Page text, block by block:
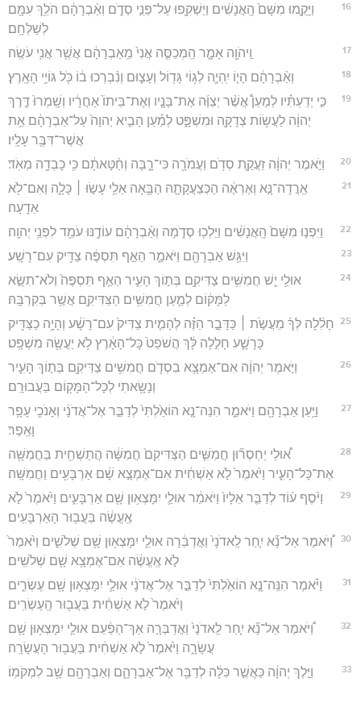
16
וַיָּקֻ֤מוּ מִשָּׁם֙ הָֽאֲנָשִׁ֔ים וַיַּשְׁקִ֖פוּ עַל־פְּנֵ֣י סְדֹ֑ם וְאַ֨בְרָהָ֔ם הֹלֵ֥ךְ עִמָּ֖ם
לְשַׁלְּחָֽם׃
17 וַֽיהֹוָ֖ה אָמָ֑ר הַֽמְכַסֶּ֤ה אֲנִי֙ מֵֽאַבְרָהָ֔ם אֲשֶׁ֖ר אֲנִ֥י עֹשֶֽׂה׃
18 וְאַ֨בְרָהָ֔ם הָי֧וֹ יִֽהְיֶ֛ה לְג֥וֹי גָּד֖וֹל וְעָצ֑וּם וְנִ֨בְרְכוּ ב֔וֹ כֹּ֖ל גּוֹיֵ֥י הָאָֽרֶץ׃
19
כִּ֣י יְדַעְתִּ֗יו לְמַעַן֩ אֲשֶׁ֨ר יְצַוֶּ֜ה אֶת־בָּנָ֤יו וְאֶת־בֵּיתוֹ֙ אַחֲרָ֔יו וְשָֽׁמְרוּ֙ דֶּ֣רֶךְ
יְהוָ֔ה לַעֲשׂ֥וֹת צְדָקָ֖ה וּמִשְׁפָּ֑ט לְמַ֗עַן הָבִ֤יא יְהוָה֙ עַל־אַבְרָהָ֔ם אֵ֥ת
אֲשֶׁר־דִּבֶּ֖ר עָלָֽיו׃
20 וַיֹּ֣אמֶר יְהוָ֔ה זַעֲקַ֛ת סְדֹ֥ם וַעֲמֹרָ֖ה כִּי־רָ֑בָּה וְחַ֨טָּאתָ֔ם כִּ֥י כָבְדָ֖ה מְאֹֽד׃
21
אֵֽרֲדָה־נָּ֣א וְאֶרְאֶ֔ה הַכְּצַעֲקָתָ֛הּ הַבָּ֥אָה אֵלַ֖י עָשׂ֣וּ ׀ כָּלָ֑ה וְאִם־לֹ֖א
אֵדָֽעָה׃
22 וַיִּפְנ֤וּ מִשָּׁם֙ הָֽאֲנָשִׁ֔ים וַיֵּלְכ֖וּ סְדֹ֑מָה וְאַ֨בְרָהָ֔ם עוֹדֶ֥נּוּ עֹמֵ֖ד לִפְנֵ֥י יְהוָֽה׃
23 וַיִּגַּ֥שׁ אַבְרָהָ֖ם וַיֹּאמַ֑ר הַאַ֣ף תִּסְפֶּ֔ה צַדִּ֖יק עִם־רָשָֽׁע׃
24
אוּלַ֥י יֵ֛שׁ חֲמִשִּׁ֥ים צַדִּיקִ֖ם בְּת֣וֹךְ הָעִ֑יר הַאַ֤ף תִּסְפֶּה֙ וְלֹא־תִשָּׂ֣א
לַמָּק֔וֹם לְמַ֛עַן חֲמִשִּׁ֥ים הַצַּדִּיקִ֖ם אֲשֶׁ֥ר בְּקִרְבָּֽהּ׃
25
חָלִ֨לָה לְּךָ֜ מֵעֲשֹׂ֣ת ׀ כַּדָּבָ֣ר הַזֶּ֗ה לְהָמִ֤ית צַדִּיק֙ עִם־רָשָׁ֔ע וְהָיָ֥ה כַצַּדִּ֖יק
כָּרָשָׁ֑ע חָלִ֣לָה לָּ֔ךְ הֲשֹׁפֵט֙ כָּל־הָאָ֔רֶץ לֹ֥א יַעֲשֶׂ֖ה מִשְׁפָּֽט׃
26
וַיֹּ֣אמֶר יְהוָ֔ה אִם־אֶמְצָ֥א בִסְדֹ֛ם חֲמִשִּׁ֥ים צַדִּיקִ֖ם בְּת֣וֹךְ הָעִ֑יר
וְנָשָׂ֥אתִי לְכָל־הַמָּק֖וֹם בַּעֲבוּרָֽם׃
27
וַיַּ֥עַן אַבְרָהָ֖ם וַיֹּאמַ֑ר הִנֵּה־נָ֤א הוֹאַ֙לְתִּי֙ לְדַבֵּ֣ר אֶל־אֲדֹנָ֔י וְאָנֹכִ֖י עָפָ֥ר
וָאֵֽפֶר׃
28
א֠וּלַי יַחְסְר֞וּן חֲמִשִּׁ֤ים הַצַּדִּיקִם֙ חֲמִשָּׁ֔ה הֲתַשְׁחִ֥ית בַּחֲמִשָּׁ֖ה
אֶת־כָּל־הָעִ֑יר וַיֹּ֙אמֶר֙ לֹ֣א אַשְׁחִ֔ית אִם־אֶמְצָ֣א שָׁ֔ם אַרְבָּעִ֖ים וַחֲמִשָּֽׁה׃
29
וַיֹּ֨סֶף ע֜וֹד לְדַבֵּ֤ר אֵלָיו֙ וַיֹּאמַ֔ר אוּלַ֛י יִמָּצְא֥וּן שָׁ֖ם אַרְבָּעִ֑ים וַיֹּ֙אמֶר֙ לֹ֣א
אֶֽעֱשֶׂ֔ה בַּעֲב֖וּר הָאַרְבָּעִֽים׃
30
וַ֠יֹּאמֶר אַל־נָ֞א יִ֤חַר לַֽאדֹנָי֙ וַאֲדַבֵּ֔רָה אוּלַ֛י יִמָּצְא֥וּן שָׁ֖ם שְׁלֹשִׁ֑ים וַיֹּ֙אמֶר֙
לֹ֣א אֶֽעֱשֶׂ֔ה אִם־אֶמְצָ֥א שָׁ֖ם שְׁלֹשִֽׁים׃
31
וַיֹּ֗אמֶר הִנֵּֽה־נָ֤א הוֹאַ֙לְתִּי֙ לְדַבֵּ֣ר אֶל־אֲדֹנָ֔י אוּלַ֛י יִמָּצְא֥וּן שָׁ֖ם עֶשְׂרִ֑ים
וַיֹּ֙אמֶר֙ לֹ֣א אַשְׁחִ֔ית בַּעֲב֖וּר הָֽעֶשְׂרִֽים׃
32
וַ֠יֹּאמֶר אַל־נָ֞א יִ֤חַר לַֽאדֹנָי֙ וַאֲדַבְּרָ֣ה אַךְ־הַפַּ֔עַם אוּלַ֛י יִמָּצְא֥וּן שָׁ֖ם
עֲשָׂרָ֑ה וַיֹּ֙אמֶר֙ לֹ֣א אַשְׁחִ֔ית בַּעֲב֖וּר הָעֲשָׂרָֽה׃
33 וַיֵּ֣לֶךְ יְהוָ֔ה כַּאֲשֶׁ֣ר כִּלָּ֔ה לְדַבֵּ֖ר אֶל־אַבְרָהָ֑ם וְאַבְרָהָ֖ם שָׁ֥ב לִמְקֹמֽוֹ׃